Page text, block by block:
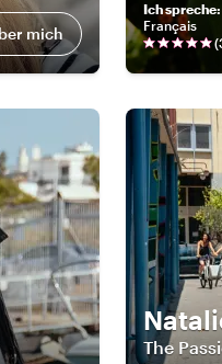
mich
Ich spreche:
Français
(
The